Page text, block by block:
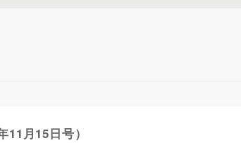
11月15日号）